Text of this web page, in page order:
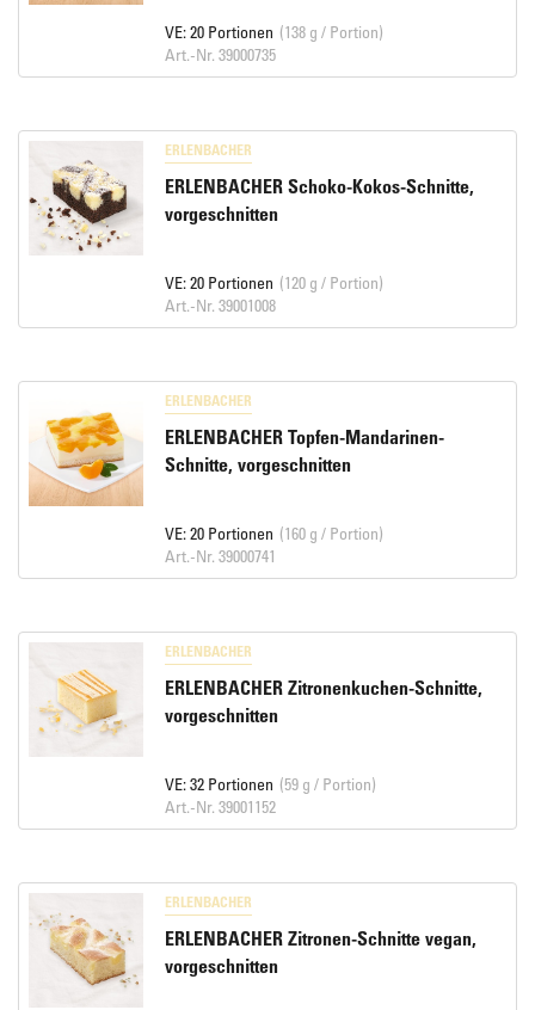
VE: 20 Portionen (138 g / Portion)
Art.-Nr. 39000735
ERLENBACHER
ERLENBACHER Schoko-Kokos-Schnitte,
vorgeschnitten
VE: 20 Portionen (120 g / Portion)
Art.-Nr. 39001008
ERLENBACHER
ERLENBACHER Topfen-Mandarinen-
Schnitte, vorgeschnitten
VE: 20 Portionen (160 g / Portion)
Art.-Nr. 39000741
ERLENBACHER
ERLENBACHER Zitronenkuchen-Schnitte,
vorgeschnitten
VE: 32 Portionen (59 g / Portion)
Art.-Nr. 39001152
ERLENBACHER
ERLENBACHER Zitronen-Schnitte vegan,
vorgeschnitten